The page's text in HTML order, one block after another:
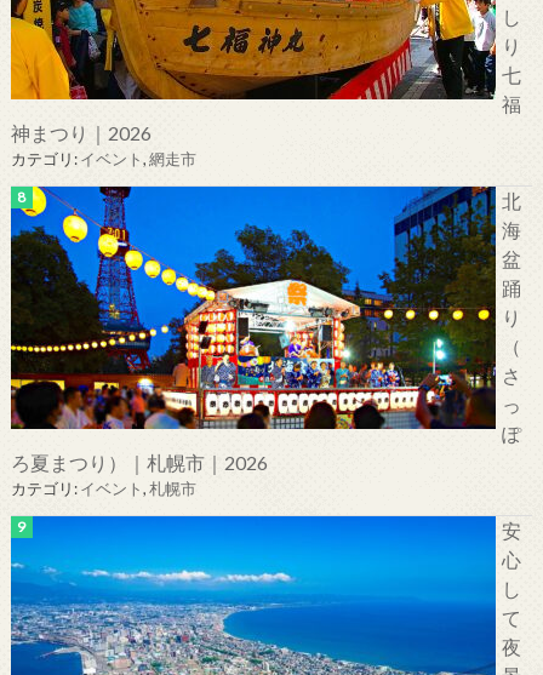
し
り
七
福
神まつり｜2026
カテゴリ:イベント,網走市
北
海
盆
踊
り
（
さ
っ
ぽ
ろ夏まつり）｜札幌市｜2026
カテゴリ:イベント,札幌市
安
心
し
て
夜